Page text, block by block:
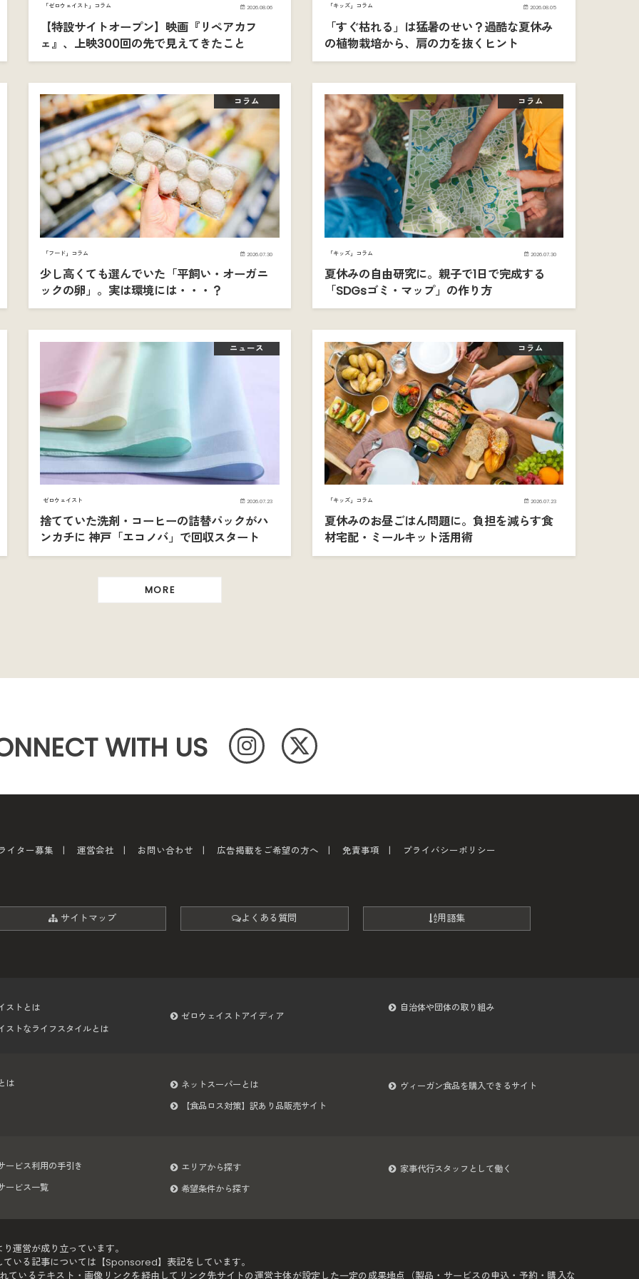
「ゼロウェイスト」コラム 2026.08.06
【特設サイトオープン】映画『リペアカフ
ェ』、上映300回の先で見えてきたこと
「キッズ」コラム 2026.08.05
「すぐ枯れる」は猛暑のせい？過酷な夏休み
の植物栽培から、肩の力を抜くヒント
コラム
「フード」コラム 2026.07.30
少し高くても選んでいた「平飼い・オーガニ
ックの卵」。実は環境には・・・？
コラム
「キッズ」コラム 2026.07.30
夏休みの自由研究に。親子で1日で完成する
「SDGsゴミ・マップ」の作り方
ニュース
ゼロウェイスト 2026.07.23
捨てていた洗剤・コーヒーの詰替パックがハ
ンカチに 神戸「エコノバ」で回収スタート
コラム
「キッズ」コラム 2026.07.23
夏休みのお昼ごはん問題に。負担を減らす食
材宅配・ミールキット活用術
MORE
WITH US
イター募集 運営会社 お問い合わせ 広告掲載をご希望の方へ 免責事項 プライバシーポリシー
サイトマップ よくある質問 用語集
ストとは
ストなライフスタイルとは
ゼロウェイストアイディア
自治体や団体の取り組み
は
ネットスーパーとは
【食品ロス対策】訳あり品販売サイト
ヴィーガン食品を購入できるサイト
ービス利用の手引き
ービス一覧
エリアから探す
希望条件から探す
家事代行スタッフとして働く
運営が成り立っています。
いる記事については【Sponsored】表記をしています。
いるテキスト・画像リンクを経由してリンク先サイトの運営主体が設定した一定の成果地点（製品・サービスの申込・予約・購入な